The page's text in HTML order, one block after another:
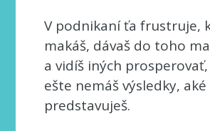
V podnikaní ťa frustruje,
makáš, dávaš do toho
a vidíš iných
ešte nemáš výsledky, aké
predstavuješ.